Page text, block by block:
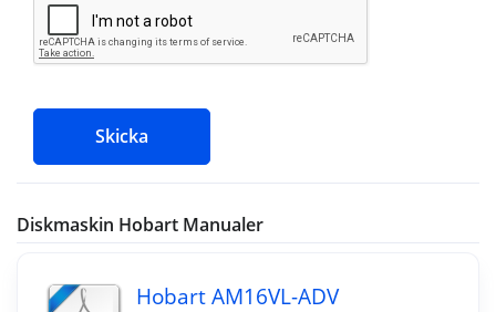
Skicka
Diskmaskin Hobart Manualer
Hobart AM16VL-ADV